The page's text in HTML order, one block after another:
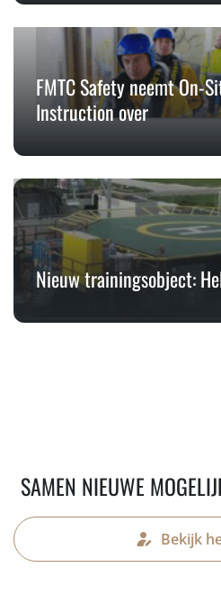
FMTC Safety neemt On-
Instruction over
Nieuw trainingsobject:
SAMEN NIEUWE
Bekijk